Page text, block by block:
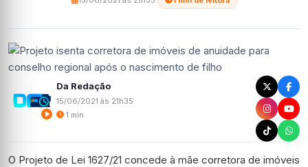
Da Redação
15/06/2021 às 21h35
1 min
O Projeto de Lei 1627/21 concede à mãe corretora de imóveis